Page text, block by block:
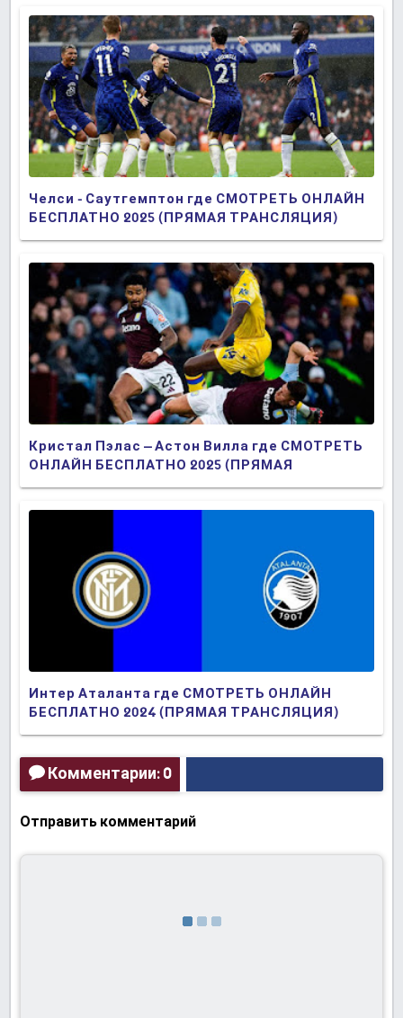
Челси - Саутгемптон где СМОТРЕТЬ ОНЛАЙН
БЕСПЛАТНО 2025 (ПРЯМАЯ ТРАНСЛЯЦИЯ)
Кристал Пэлас – Астон Вилла где СМОТРЕТЬ
ОНЛАЙН БЕСПЛАТНО 2025 (ПРЯМАЯ
ТРАНСЛЯЦИЯ)
Интер Аталанта где СМОТРЕТЬ ОНЛАЙН
БЕСПЛАТНО 2024 (ПРЯМАЯ ТРАНСЛЯЦИЯ)
Комментарии: 0
Отправить комментарий